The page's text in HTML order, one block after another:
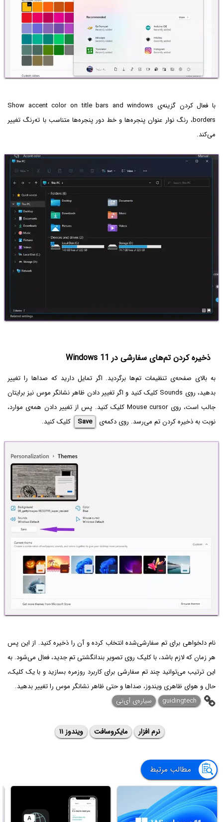
با فعال کردن گزینه‌ی Show accent color on title bars and windows
borders، رنگ نوار عنوان پنجره‌ها و خط دور پنجره‌ها متناسب با ته‌رنگ تغییر
می‌کند.
ذخیره کردن تم‌های سفارشی در Windows 11
به بالای صفحه‌ی تنظیمات تم‌ها برگردید. اگر تمایل دارید که صداها را تغییر
بدهید، روی Sounds کلیک کنید و اگر تغییر دادن ظاهر نشانگر موس نیز برایتان
جالب است، روی Mouse cursor کلیک کنید. پس از تغییر دادن همه‌ی موارد،
نوبت به ذخیره کردن تم می‌رسد. روی دکمه‌ی
Save کلیک کنید.
نام دلخواهی برای تم سفارشی‌شده انتخاب کرده و آن را ذخیره کنید. از این پس
هر زمان که لازم باشد، با کلیک روی تصویر بندانگشتی تم جدید، فعال می‌شود. به
این ترتیب می‌توانید چند تم سفارشی برای کاربرد روزمره بسازید و با یک کلیک،
حال و هوای ظاهری ویندوز، صداها و حتی ظاهر نشانگر موس را تغییر بدهید.
guidingtech
سیاره‌ی آی‌تی
نرم افزار مایکروسافت ویندوز ۱۱
مطالب مرتبط